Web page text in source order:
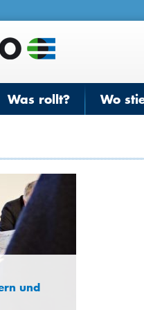
Was rollt? Wo
und